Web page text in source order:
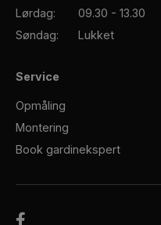
Lørdag:
09.30 - 13.30
Søndag:
Lukket
Service
Opmåling
Montering
Book gardinekspert